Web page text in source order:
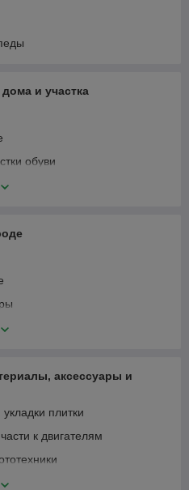
автоинструмент
для подвязки растений
и участка
обуви
дачи
ПВХ
аксессуары и
плитки
к двигателям
аккумуляторы